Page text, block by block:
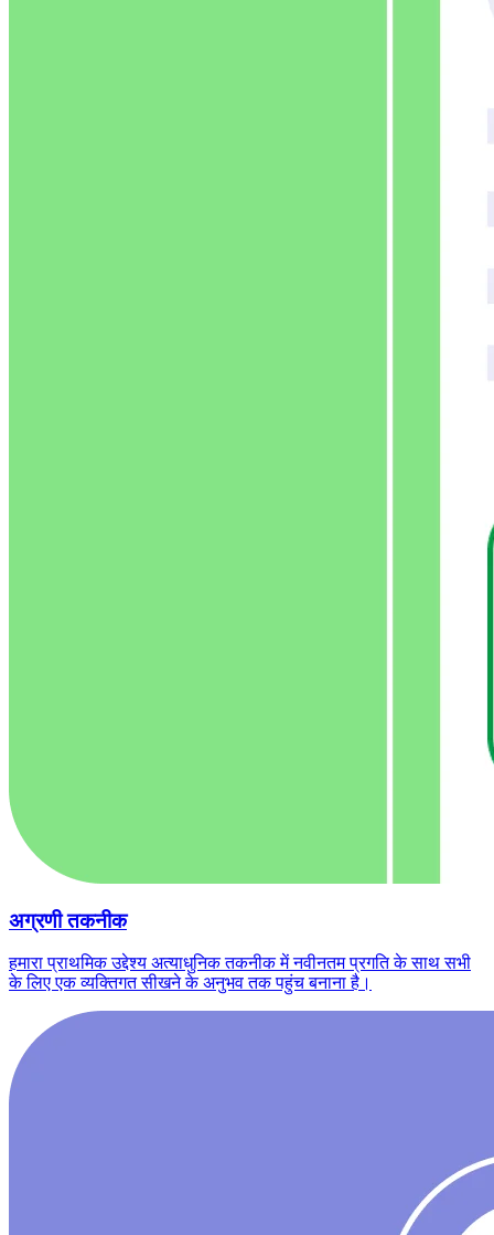
अग्रणी तकनीक
हमारा प्राथमिक उद्देश्य अत्याधुनिक तकनीक में नवीनतम प्रगति के साथ सभी
के लिए एक व्यक्तिगत सीखने के अनुभव तक पहुंच बनाना है।